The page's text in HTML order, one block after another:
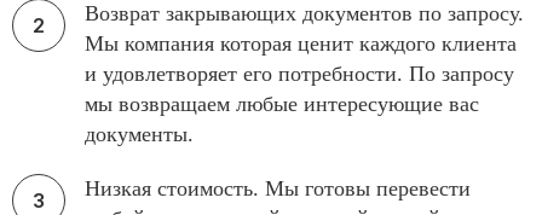
Возврат закрывающих документов по запросу.
Мы компания которая ценит каждого клиента
и удовлетворяет его потребности. По запросу
мы возвращаем любые интересующие вас
документы.
Низкая стоимость. Мы готовы перевести